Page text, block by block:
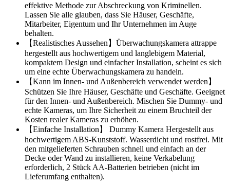
effektive Methode zur Abschreckung von Kriminellen.
Lassen Sie alle glauben, dass Sie Häuser, Geschäfte,
Mitarbeiter, Eigentum und Ihr Unternehmen im Auge
behalten.
【Realistisches Aussehen】Überwachungskamera attrappe
hergestellt aus hochwertigem und langlebigem Material,
kompaktem Design und einfacher Installation, scheint es sich
um eine echte Überwachungskamera zu handeln.
【Kann im Innen- und Außenbereich verwendet werden】
Schützen Sie Ihre Häuser, Geschäfte und Geschäfte. Geeignet
für den Innen- und Außenbereich. Mischen Sie Dummy- und
echte Kameras, um Ihre Sicherheit zu einem Bruchteil der
Kosten realer Kameras zu erhöhen.
【Einfache Installation】 Dummy Kamera Hergestellt aus
hochwertigem ABS-Kunststoff. Wasserdicht und rostfrei. Mit
den mitgelieferten Schrauben schnell und einfach an der
Decke oder Wand zu installieren, keine Verkabelung
erforderlich, 2 Stück AA-Batterien betrieben (nicht im
Lieferumfang enthalten).